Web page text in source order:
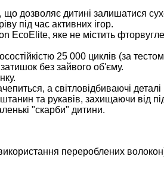
дозволяє дитині залишатися
під час активних ігор.
яке не містить
25 000 циклів (за
без зайвого об'єму.
а світловідбиваючі деталі
та рукавів, захищаючи від
"скарби" дитини.
перероблених